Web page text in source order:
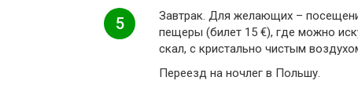
5
Завтрак. Для желающих –
пещеры (билет 15 €), где можно
скал, с кристально чистым
Переезд на ночлег в Польшу.